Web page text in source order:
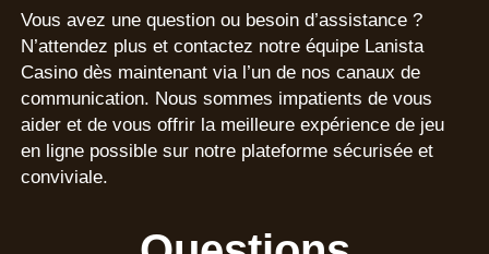
Vous avez une question ou besoin d’assistance ?
N’attendez plus et contactez notre équipe Lanista
Casino dès maintenant via l’un de nos canaux de
communication. Nous sommes impatients de vous
aider et de vous offrir la meilleure expérience de jeu
en ligne possible sur notre plateforme sécurisée et
conviviale.